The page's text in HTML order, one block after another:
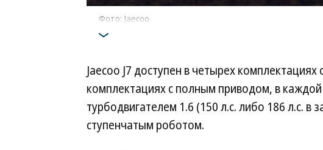
Фото: Jaecoo
Jaecoo J7 доступен в четырех
комплектациях с полным приводом, в каждой
турбодвигателем 1.6 (150 л.с. либо 186 л.с. в
ступенчатым роботом.